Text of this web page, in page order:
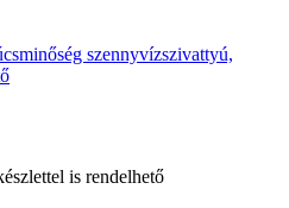
is rendelhető